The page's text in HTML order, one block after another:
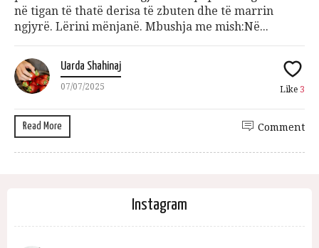
në tigan të thatë derisa të zbuten dhe të marrin
ngjyrë. Lërini mënjanë. Mbushja me mish:Në...
Uarda Shahinaj
07/07/2025 Like 3
Read More Comment
Instagram